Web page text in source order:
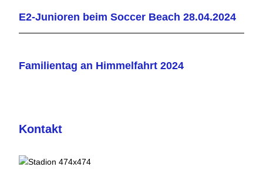
E2-Junioren beim Soccer Beach 28.04.2024
Familientag an Himmelfahrt 2024
Kontakt